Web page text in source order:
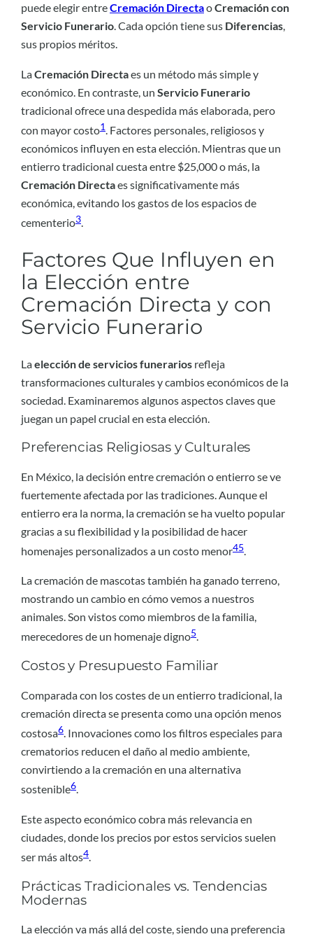
puede elegir entreCremación DirectaoCremación con
Servicio Funerario. Cada opción tiene sus Diferencias,
sus propios méritos.
LaCremación Directaes un método más simple y
económico. En contraste, un Servicio Funerario
tradicional ofrece una despedida más elaborada, pero
con mayor costo1. Factores personales, religiosos y
económicos influyen en esta elección. Mientras que un
entierro tradicional cuesta entre $25,000 o más, la
Cremación Directaes significativamente más
económica, evitando los gastos de los espacios de
cementerio3.
Factores Que Influyen en
la Elección entre
Cremación Directa y con
Servicio Funerario
Laelección de servicios funerarios refleja
transformaciones culturales y cambios económicos de la
sociedad. Examinaremos algunos aspectos claves que
juegan un papel crucial en esta elección.
Preferencias Religiosas y Culturales
En México, la decisión entre cremación o entierro se ve
fuertemente afectada por las tradiciones. Aunque el
entierro era la norma, la cremación se ha vuelto popular
gracias a su flexibilidad y la posibilidad de hacer
homenajes personalizados a un costo menor45.
La cremación de mascotas también ha ganado terreno,
mostrando un cambio en cómo vemos a nuestros
animales. Son vistos como miembros de la familia,
merecedores de un homenaje digno5.
Costos y Presupuesto Familiar
Comparada con los costes de un entierro tradicional, la
cremación directa se presenta como una opción menos
costosa6. Innovaciones como los filtros especiales para
crematorios reducen el daño al medio ambiente,
convirtiendo a la cremación en una alternativa
sostenible6.
Este aspecto económico cobra más relevancia en
ciudades, donde los precios por estos servicios suelen
ser más altos4.
Prácticas Tradicionales vs. Tendencias
Modernas
La elección va más allá del coste, siendo una preferencia